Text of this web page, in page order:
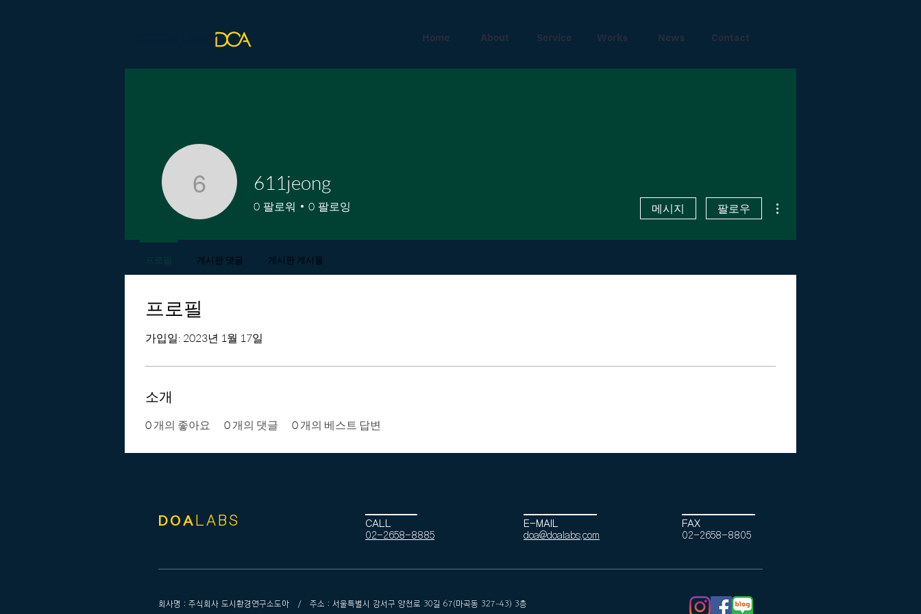
Home About Service Works News Contact
프로필
가입일: 2023년 1월 17일
소개
0 개의 좋아요 0 개의 댓글 0 개의 베스트 답변
611jeong
611jeong
0 팔로워 0 팔로잉 메시지 팔로우
프로필 게시판 댓글 게시판 게시물
DOA LABS
CALL
02-2658-8885
E-MAIL
doa@doalabs.com
FAX
02-2658-8805
회사명 : 주식회사 도시환경연구소도아 / 주소 : 서울특별시 강서구 양천로 30길 67(마곡동 327-43) 3층